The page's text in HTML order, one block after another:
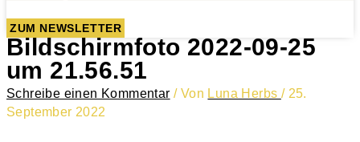
ZUM NEWSLETTER
Bildschirmfoto 2022-09-25
um 21.56.51
Schreibe einen Kommentar / Von Luna Herbs / 25.
September 2022